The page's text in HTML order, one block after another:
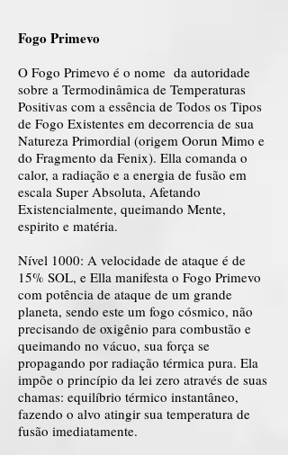
Fogo Primevo
O Fogo Primevo é o nome da autoridade
sobre a Termodinâmica de Temperaturas
Positivas com a essência de Todos os Tipos
de Fogo Existentes em decorrencia de sua
Natureza Primordial (origem Oorun Mimo e
do Fragmento da Fenix). Ella comanda o
calor, a radiação e a energia de fusão em
escala Super Absoluta, Afetando
Existencialmente, queimando Mente,
espirito e matéria.
Nível 1000: A velocidade de ataque é de
15% SOL, e Ella manifesta o Fogo Primevo
com potência de ataque de um grande
planeta, sendo este um fogo cósmico, não
precisando de oxigênio para combustão e
queimando no vácuo, sua força se
propagando por radiação térmica pura. Ela
impõe o princípio da lei zero através de suas
chamas: equilíbrio térmico instantâneo,
fazendo o alvo atingir sua temperatura de
fusão imediatamente.